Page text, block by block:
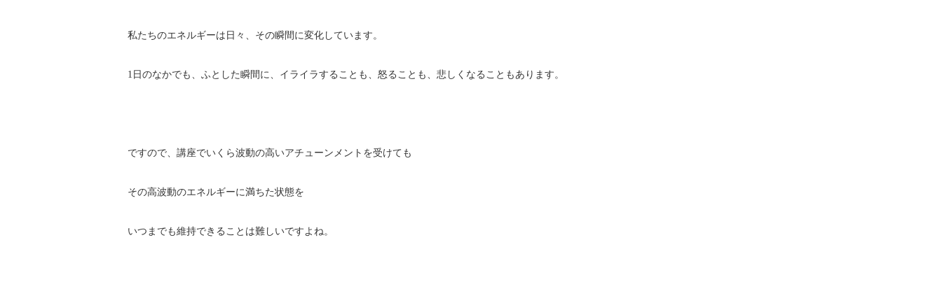
私たちのエネルギーは日々、その瞬間に変化しています。
1日のなかでも、ふとした瞬間に、イライラすることも、怒ることも、悲しくなることもあります。
ですので、講座でいくら波動の高いアチューンメントを受けても
その高波動のエネルギーに満ちた状態を
いつまでも維持できることは難しいですよね。